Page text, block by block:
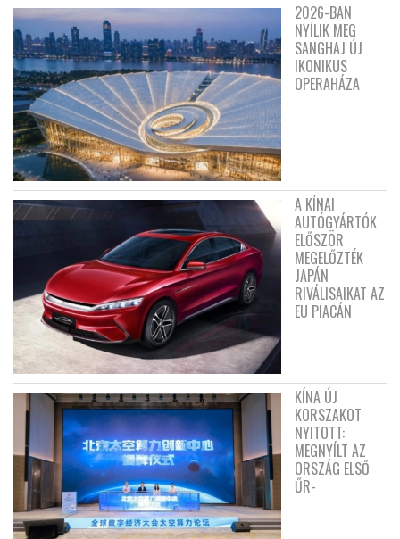
2026-BAN
NYÍLIK MEG
SANGHAJ ÚJ
IKONIKUS
OPERAHÁZA
A KÍNAI
AUTÓGYÁRTÓK
ELŐSZÖR
MEGELŐZTÉK
JAPÁN
RIVÁLISAIKAT AZ
EU PIACÁN
KÍNA ÚJ
KORSZAKOT
NYITOTT:
MEGNYÍLT AZ
ORSZÁG ELSŐ
ŰR-